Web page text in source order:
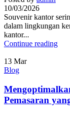
10/03/2026
Souvenir kantor
dalam lingkungan
kantor...
Continue reading
13 Mar
Blog
Pemasaran